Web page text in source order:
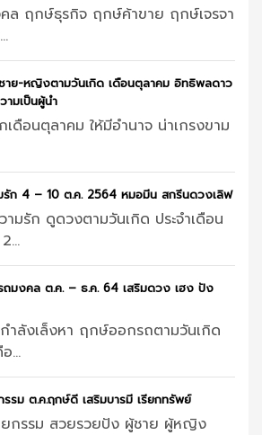
ล ฤกษ์ธุรกิจ ฤกษ์ค้าขาย ฤกษ์เจรจา
าย-หญิงตามวันเกิด เดือนตุลาคม อิทธิพลดาว
ามเป็นผู้นำ
ดือนตุลาคม ให้มีอำนาจ น่าเกรงขาม
รัก 4 – 10 ต.ค. 2564 หมอมีน สกรีนดวงเลิฟ
มรัก ดูดวงตามวันเกิด ประจำเดือน
มงคล ต.ค. – ธ.ค. 64 เสริมดวง เฮง ปัง
กำลังเล็งหา ฤกษ์ออกรถตามวันเกิด
...
รม ต.ค.ฤกษ์ดี เสริมบารมี เรียกทรัพย์
กรรม สวยรวยปัง ผู้ชาย ผู้หญิง